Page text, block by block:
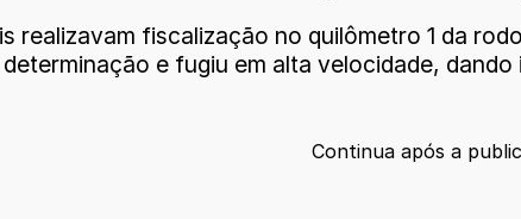
realizavam fiscalização no quilômetro 1 da
e fugiu em alta velocidade,
Continua após a